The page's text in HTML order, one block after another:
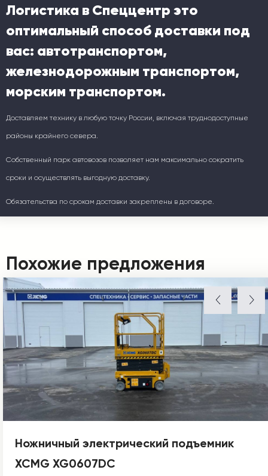
Логистика в Спеццентр это
оптимальный способ доставки под
вас: автотранспортом,
железнодорожным транспортом,
морским транспортом.
Доставляем технику в любую точку России, включая труднодоступные
районы крайнего севера.
Собственный парк автовозов позволяет нам максимально сократить
сроки и осуществлять выгодную доставку.
Обязательства по срокам доставки закреплены в договоре.
Похожие предложения
Ножничный электрический подъемник
XCMG XG0607DC